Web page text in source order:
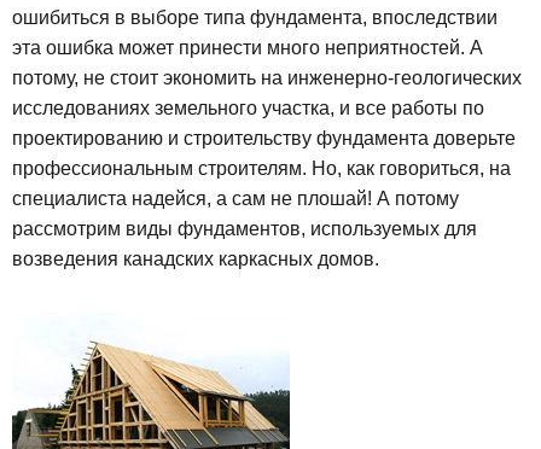
ошибиться в выборе типа фундамента, впоследствии
эта ошибка может принести много неприятностей. А
потому, не стоит экономить на инженерно-геологических
исследованиях земельного участка, и все работы по
проектированию и строительству фундамента доверьте
профессиональным строителям. Но, как говориться, на
специалиста надейся, а сам не плошай! А потому
рассмотрим виды фундаментов, используемых для
возведения канадских каркасных домов.